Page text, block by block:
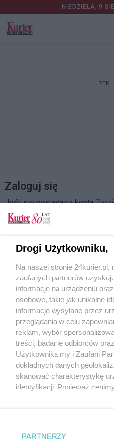
NIEDZIELA, 9
Zaloguj się
Jeśli nie posiadasz konta
Zapamiętać?
Zaloguj
Zapomniałem hasła
Copyright © 2022
Drogi Użytkowniku,
Na naszej stronie 24kurier.pl,
zaufanych partnerów
informacje na urządzeniu
osobowe, takie jak unikalne
informacje wysyłane przez
przeglądania w celu
reklam, wybór
treści, badanie odbiorców
Użytkownika my i Zaufani
dokładnych danych
skanować charakterystykę
identyfikacji. Ponieważ
prywatności znajdujący się w
. Niektóre rodzaje
PARTNERZY